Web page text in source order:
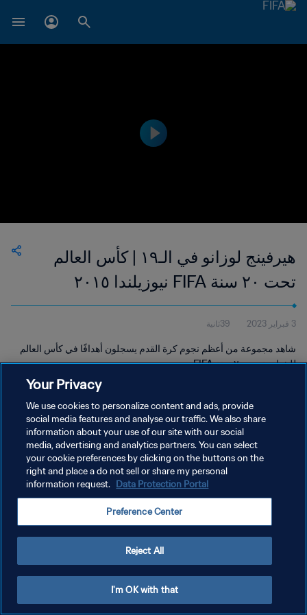
هيرفينج لوزانو في الـ١٩ | كأس العالم
تحت ٢٠ سنة FIFA نيوزيلندا ٢٠١٥
3 فبراير 2023 39ثانية
شاهد مجموعة من أعظم نجوم كرة القدم يسجلون أهدافًا في كأس العالم
للشباب تحت ٢٠ سنة FIFA..
سياسة الخصوصية
إدارة تفضيلات ملفات تعريف الارتباط
Your Privacy
We use cookies to personalize content and ads, provide
social media features and analyse our traffic. We also share
information about your use of our site with our social
media, advertising and analytics partners. You can select
your cookie preferences by clicking on the buttons on the
right and place a do not sell or share my personal
information request. Data Protection Portal
Preference Center
Reject All
I'm OK with that